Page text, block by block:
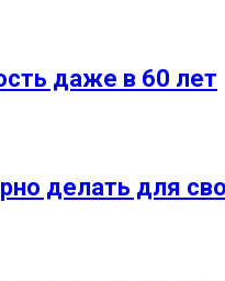
даже в 60 лет
делать для